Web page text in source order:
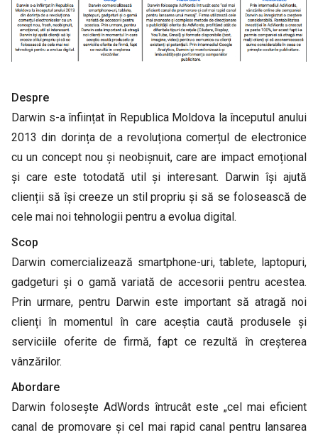
Despre
Darwin s-a înființat în Republica Moldova la începutul anului
2013 din dorința de a revoluționa comerțul de electronice
cu un concept nou și neobișnuit, care are impact emoțional
și care este totodată util și interesant. Darwin își ajută
clienții să își creeze un stil propriu și să se folosească de
cele mai noi tehnologii pentru a evolua digital.
Scop
Darwin comercializează smartphone-uri, tablete, laptopuri,
gadgeturi și o gamă variată de accesorii pentru acestea.
Prin urmare, pentru Darwin este important să atragă noi
clienți în momentul în care aceștia caută produsele și
serviciile oferite de firmă, fapt ce rezultă în creșterea
vânzărilor.
Abordare
Darwin folosește AdWords întrucât este „cel mai eficient
canal de promovare și cel mai rapid canal pentru lansarea